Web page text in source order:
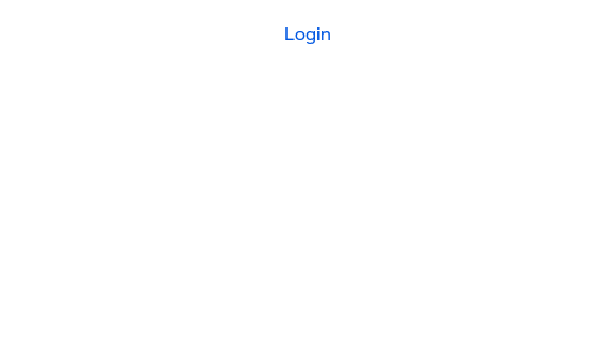
Login